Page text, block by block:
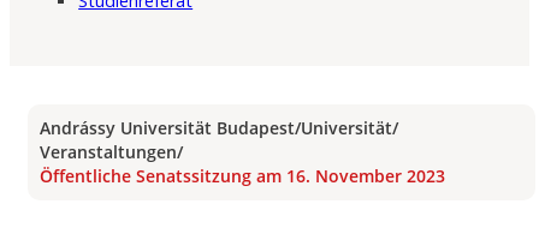
Andrássy Universität Budapest/Universität/
Veranstaltungen/
Öffentliche Senatssitzung am 16. November 2023